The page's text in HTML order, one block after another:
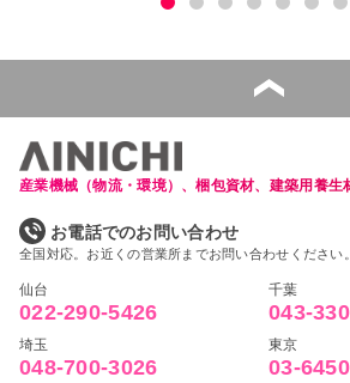
産業機械（物流・環境）、梱包資材、建築用養生
お電話でのお問い合わせ
全国対応。お近くの営業所までお問い合わせください。
仙台
022-290-5426
千葉
043-
埼玉
048-700-3026
東京
03-